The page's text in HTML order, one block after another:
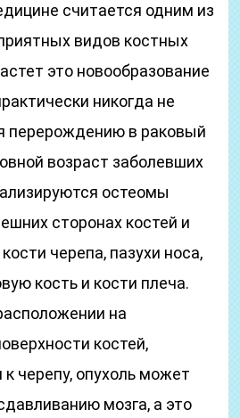
считается одним из
видов костных
это новообразование
никогда не
перерождению в раковый
возраст заболевших
остеомы
сторонах костей и
черепа, пазухи носа,
кость и кости плеча.
на
костей,
черепу, опухоль может
мозга, а это